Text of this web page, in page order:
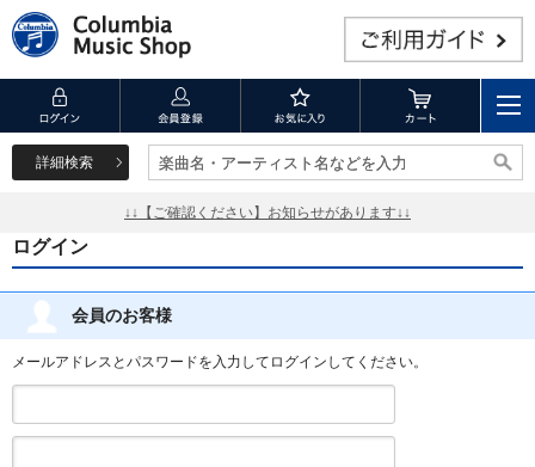
詳細検索 楽曲名・アーティスト名などを入力
楽曲名・アーティスト名などを入力
↓↓【ご確認ください】お知らせがあります↓↓
ログイン
会員のお客様
メールアドレスとパスワードを入力してログインしてください。